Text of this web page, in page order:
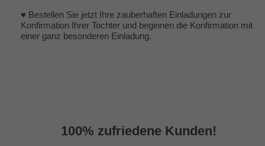
♥ Bestellen Sie jetzt Ihre zauberhaften Einladungen zur
Konfirmation Ihrer Tochter und beginnen die Konfirmation mit
einer ganz besonderen Einladung.
100% zufriedene Kunden!